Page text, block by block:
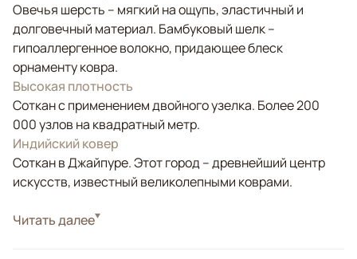
Овечья шерсть – мягкий на ощупь, эластичный и
долговечный материал. Бамбуковый шелк –
гипоаллергенное волокно, придающее блеск
орнаменту ковра.
Высокая плотность
Соткан с применением двойного узелка. Более 200
000 узлов на квадратный метр.
Индийский ковер
Соткан в Джайпуре. Этот город – древнейший центр
искусств, известный великолепными коврами.
СтильСовременные
Читать далее